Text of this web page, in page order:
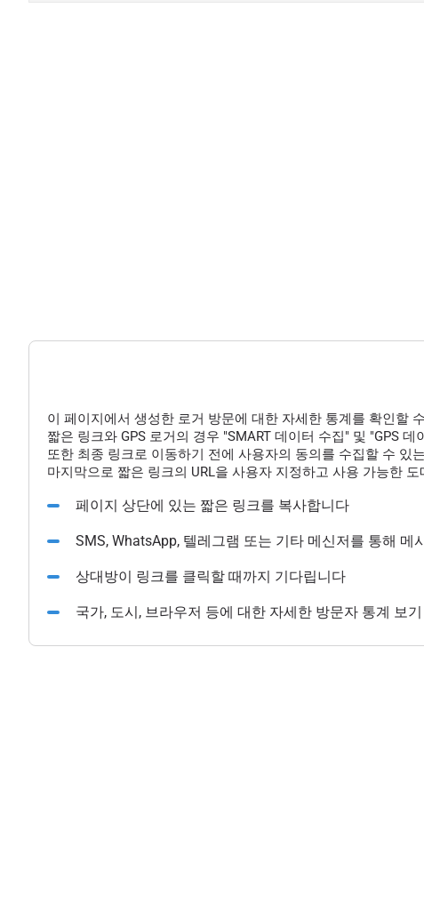
이 페이지에서 생성한 로거 방문에 대한 자세한 통계를 확인할
짧은 링크와 GPS 로거의 경우 "SMART 데이터 수집" 및 "GPS
또한 최종 링크로 이동하기 전에 사용자의 동의를 수집할 수 있
마지막으로 짧은 링크의 URL을 사용자 지정하고 사용 가능한
페이지 상단에 있는 짧은 링크를 복사합니다
SMS, WhatsApp, 텔레그램 또는 기타 메신저를 통해 메
상대방이 링크를 클릭할 때까지 기다립니다
국가, 도시, 브라우저 등에 대한 자세한 방문자 통계 보기